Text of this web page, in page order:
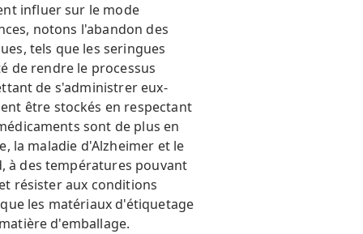
influer sur le mode
notons l'abandon des
tels que les seringues
de rendre le processus
de s'administrer eux-
être stockés en respectant
sont de plus en
la maladie d'Alzheimer et le
à des températures pouvant
résister aux conditions
les matériaux d'étiquetage
d'emballage.